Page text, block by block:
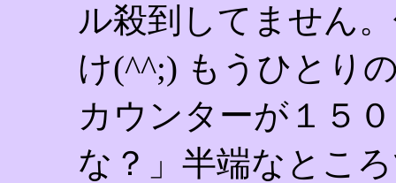
ル殺到してません
け(^^;) もうひとり
カウンターが１５
な？」半端なとこ